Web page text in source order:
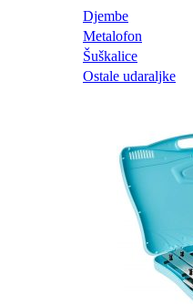
Djembe
Metalofon
Šuškalice
Ostale udaraljke